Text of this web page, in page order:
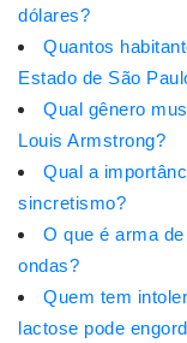
dólares?
Quantos
Estado de São
Qual gênero
Louis Armstrong?
Qual a
sincretismo?
O que é arma
ondas?
Quem tem
lactose pode